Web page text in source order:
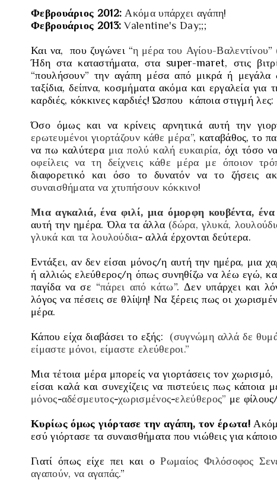
Φεβρουάριος 2012: Ακόμα υπάρχει αγάπη!
Φεβρουάριος 2013: Valentine's Day;;;
Και να, που ζυγώνει “η μέρα του Αγίου-Βαλεντίνου”
Ήδη στα καταστήματα, στα super-maret, στις
“πουλήσουν” την αγάπη μέσα από μικρά ή μεγάλα
ταξίδια, δείπνα, κοσμήματα ακόμα και εργαλεία
καρδιές, κόκκινες καρδιές! Ώσπου κάποια στιγμή λες:
Όσο όμως και να κρίνεις αρνητικά αυτή την
ερωτευμένοι γιορτάζουν κάθε μέρα”, καταβάθος, το
να πω καλύτερα μια πολύ καλή ευκαιρία, όχι τόσο
οφείλεις να τη δείχνεις κάθε μέρα με όποιον
διαφορετικό και όσο το δυνατόν να το ζήσεις
συναισθήματα να χτυπήσουν κόκκινο!
Μια αγκαλιά, ένα φιλί, μια όμορφη κουβέντα,
αυτή την ημέρα. Όλα τα άλλα (δώρα, γλυκά,
γλυκά και τα λουλούδια-αλλά έρχονται δεύτερα.
Εντάξει, αν δεν είσαι μόνος/η αυτή την ημέρα, μια
ή αλλιώς ελεύθερος/η όπως συνηθίζω να λέω εγώ,
παγίδα να σε “πάρει από κάτω”. Δεν υπάρχει και
λόγος να πέσεις σε θλίψη! Να ξέρεις πως οι
μέρα.
Κάπου είχα διαβάσει το εξής: (συγνώμη αλλά δε
είμαστε μόνοι, είμαστε ελεύθεροι.”
Μια τέτοια μέρα μπορείς να γιορτάσεις τον
είσαι καλά και συνεχίζεις να πιστεύεις πως
μόνος-αδέσμευτος-χωρισμένος-ελεύθερος” με
Κυρίως όμως γιόρτασε την αγάπη, τον έρωτα!
εσύ γιόρτασε τα συναισθήματα που νιώθεις για
Γιατί όπως είχε πει και οΡωμαίος Φιλόσοφος
αγαπούν, να αγαπάς.”